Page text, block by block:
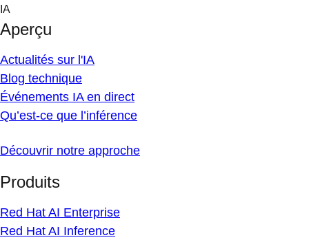
Skip
content
IA
Aperçu
Actualités sur l'IA
Blog technique
Événements IA en direct
Qu’est-ce que l’inférence
Découvrir notre approche
Produits
Red Hat AI Enterprise
Red Hat AI Inference